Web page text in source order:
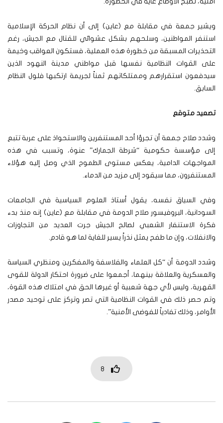
ويشير جمعة في مقابلة مع (عاين) إلى أن نظام الحركة الإسلامية
استنفر المواطنين، وسلحهم بشكل عشوائي للقتال مع الجيش، رغم
التحذيرات المسبقة من خطورة هذه العملية، فستكون العواقب وخيمة
على القوات النظامية نفسها قبل مواطني مدينة النهود الذين
سيدفعون استقرارهم وممتلكاتهم ثمناً لجريمة ارتكبها فلول النظام
السابق.
تصعيد متوقع
وشدد صلاح جمعة أن تجرؤا أحد المستنفرين والاستحواذ على عربة تتبع
إلى مؤسسة حكومية “شرطة الجمارك” عنوة، وتسبب في هذه
المواجهات الدامية، يعكس مستوى الطموح الذي وصل إليه هؤلاء
المستنفرون، مما سيقود إلى مزيد من الدماء.
وفي السياق نفسه، يقول أستاذ العلوم السياسية في الجامعات
السودانية، البروفيسور صلاح الدومة في مقابلة مع (عاين) إنه منذ بدء
فكرة الاستنفار الشعبي لصالح الجيش جرت العديد من التجاوزات
والانفلات، وإن ما طفح يمثل نذراً يسير للغاية لما هو قادم.
وشدد الدومة أن “كل العلماء والفلاسفة والمفكرين ومنظري السياسة
والعسكرية والعلاقة بينهما، أجمعوا على ضرورة احتكار الدولة للقوى
القهرية، وليس لأي جهة شعبية أو غيرها الحق في امتلاك هذه القوة،
وتم حصر ذلك في القوات النظامية التي تصر وتركز على توحيد مصدر
الأوامر، وذلك تفادياً للفوضى الأمنية”.
8